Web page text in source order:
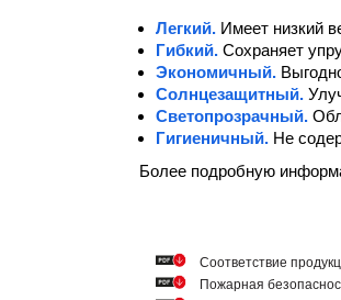
Легкий. Имеет низкий
Гибкий. Сохраняет
Экономичный.
Солнцезащитный.
Светопрозрачный.
Гигиеничный. Не
Более подробную
Cоответствие
Пожарная